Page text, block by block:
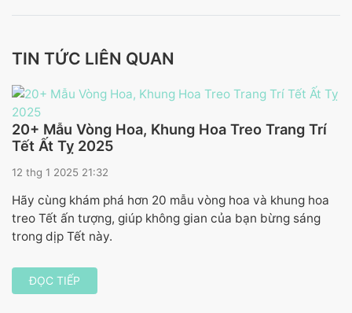
TIN TỨC LIÊN QUAN
20+ Mẫu Vòng Hoa, Khung Hoa Treo Trang Trí
Tết Ất Tỵ 2025
12 thg 1 2025 21:32
Hãy cùng khám phá hơn 20 mẫu vòng hoa và khung hoa
treo Tết ấn tượng, giúp không gian của bạn bừng sáng
trong dịp Tết này.
ĐỌC TIẾP